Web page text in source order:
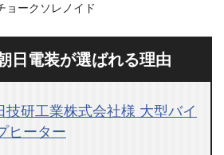
ョークソレノイド
日電装が選ばれる理由
技研工業株式会社様 大型バイ
ヒーター